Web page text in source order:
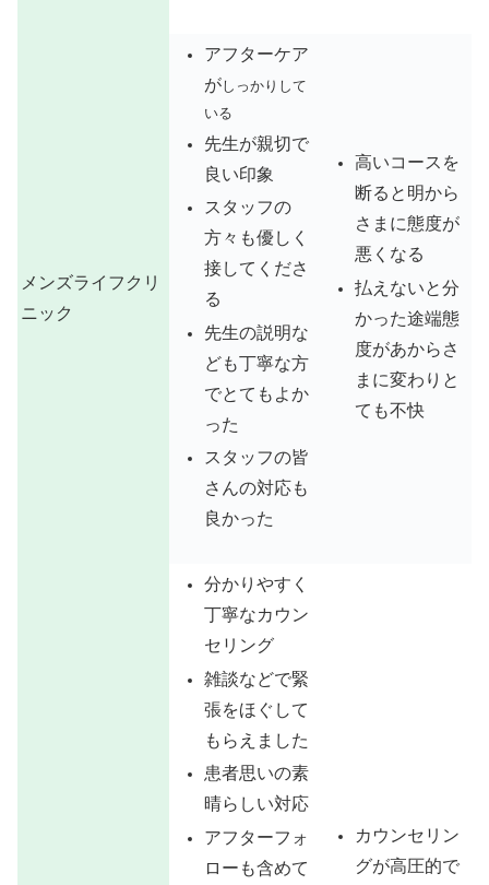
メンズライフクリ
ニック
アフターケア
がしっかりして
いる
先生が親切で
良い印象
スタッフの
方々も優しく
接してくださ
る
先生の説明な
ども丁寧な方
でとてもよか
った
スタッフの皆
さんの対応も
良かった
高いコースを
断ると明から
さまに態度が
悪くなる
払えないと分
かった途端態
度があからさ
まに変わりと
ても不快
分かりやすく
丁寧なカウン
セリング
雑談などで緊
張をほぐして
もらえました
患者思いの素
晴らしい対応
アフターフォ
ローも含めて
カウンセリン
グが高圧的で